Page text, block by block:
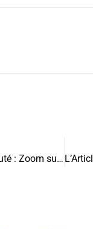
L’Exécution des Peines en Communauté : Zoom sur l’article L1111-91 du Code de la Justice Pénale